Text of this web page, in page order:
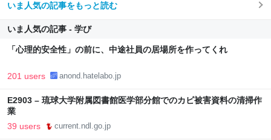
いま人気の記事をもっと読む
いま人気の記事 - 学び
「心理的安全性」の前に、中途社員の居場所を作ってくれ
201 users anond.hatelabo.jp
E2903 – 琉球大学附属図書館医学部分館でのカビ被害資料の清掃作
業
39 users current.ndl.go.jp